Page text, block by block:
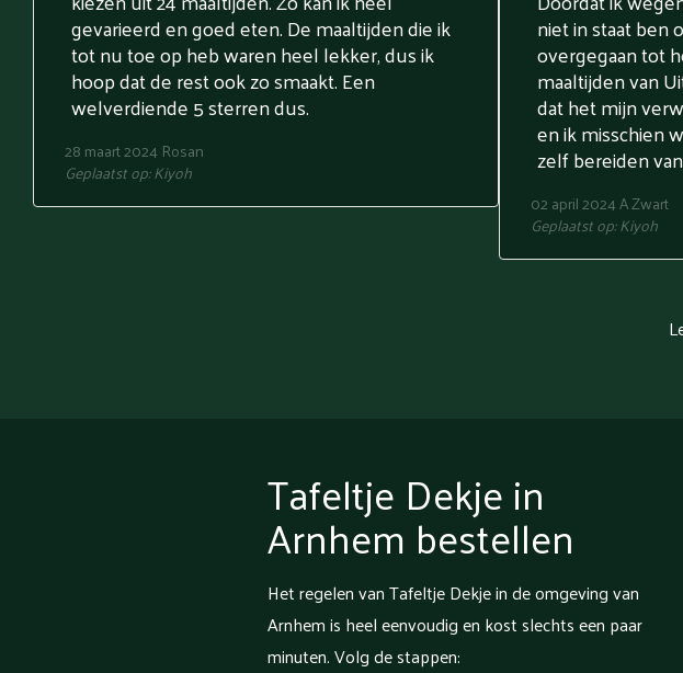
gevarieerd en goed eten. De maaltijden die ik
tot nu toe op heb waren heel lekker, dus ik
hoop dat de rest ook zo smaakt. Een
welverdiende 5 sterren dus.
28 maart 2024 Rosan
Geplaatst op:Kiyoh
niet in staat ben
overgegaan tot
maaltijden van
dat het mijn
en ik misschien
zelf bereiden
02 april 2024A Zwart
Geplaatst op:Kiyoh
Tafeltje Dekje in
Arnhem bestellen
Het regelen van Tafeltje Dekje in de omgeving van
Arnhem is heel eenvoudig en kost slechts een paar
minuten. Volg de stappen: